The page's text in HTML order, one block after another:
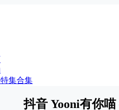
集合集
抖音 Yooni有你喵